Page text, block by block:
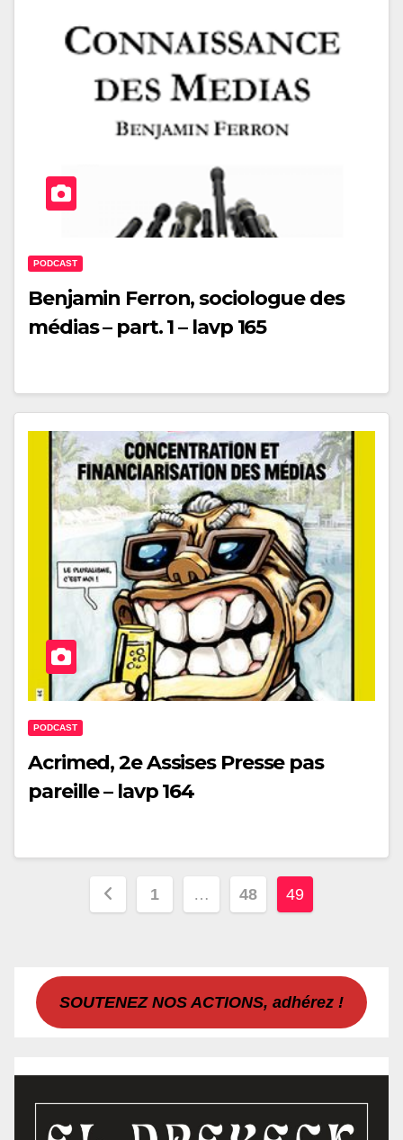
PODCAST
Benjamin Ferron, sociologue des
médias – part. 1 – lavp 165
PODCAST
Acrimed, 2e Assises Presse pas
pareille – lavp 164
Pagination
publications
1 … 48 49
SOUTENEZ NOS ACTIONS, adhérez !